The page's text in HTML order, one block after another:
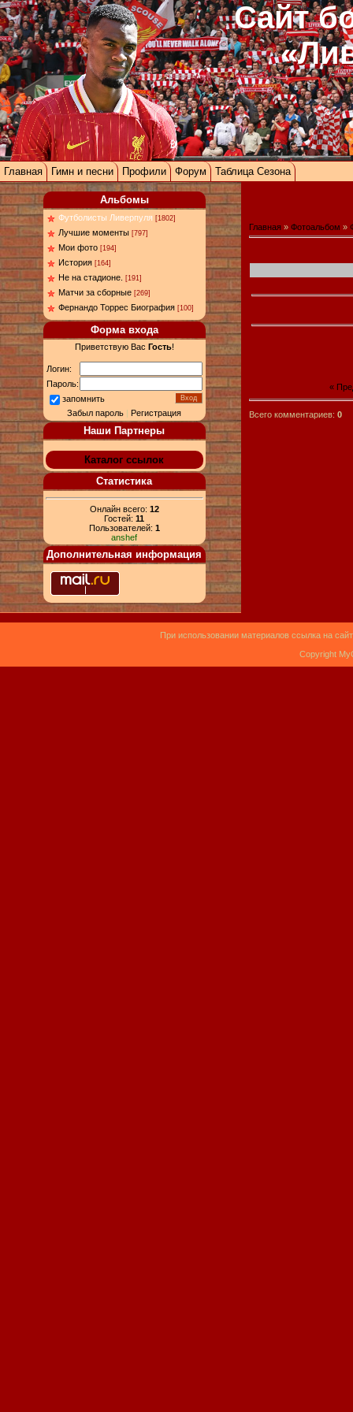
Сайт
Главная Гимн и песни Профили Форум Таблица Сезона
Альбомы
Футболисты Ливерпуля [1802]
Лучшие моменты [797]
Мои фото [194]
История [164]
Не на стадионе. [191]
Матчи за сборные [269]
Фернандо Торрес Биография [100]
Форма входа
Приветствую Вас Гость!
Логин:
Пароль:
запомнить
Забыл пароль |Регистрация
Наши Партнеры
Каталог ссылок
Статистика
Онлайн всего: 12
Гостей:11
Пользователей: 1
anshef
Дополнительная информация
Главная » Фотоальбом »
«
Всего комментариев: 0
При использовании материалов ссылка на
Copyright